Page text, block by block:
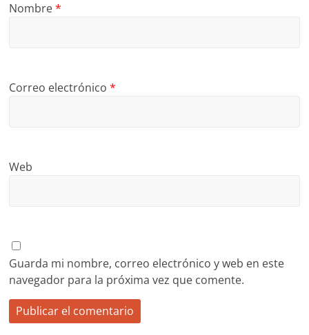
Nombre*
Correo electrónico*
Web
Guarda mi nombre, correo electrónico y web en este
navegador para la próxima vez que comente.